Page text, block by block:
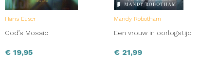
Hans Euser
God’s Mosaic
€ 19,95
Mandy Robotham
Een vrouw in oorlogstijd
€ 21,99